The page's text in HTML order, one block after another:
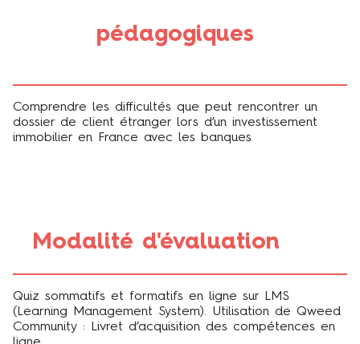
pédagogiques
Comprendre les difficultés que peut rencontrer un
dossier de client étranger lors d’un investissement
immobilier en France avec les banques
Modalité d'évaluation
Quiz sommatifs et formatifs en ligne sur LMS
(Learning Management System). Utilisation de Qweed
Community : Livret d’acquisition des compétences en